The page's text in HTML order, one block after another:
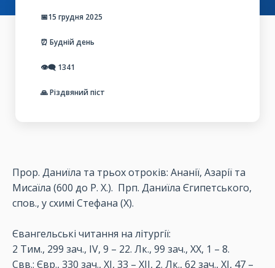
📅15 грудня 2025
⏰ Будній день
👁️‍🗨️ 1341
🙏 Різдвяний піст
Прор. Даниїла та трьох отроків: Ананії, Азарії та
Мисаїла (600 до Р. Х.). Прп. Даниїла Єгипетського,
спов., у схимі Стефана (Х).
Євангельські читання на літургії:
2 Тим., 299 зач., IV, 9 – 22. Лк., 99 зач., XX, 1 – 8.
Свв.: Євр., 330 зач., XI, 33 – XII, 2. Лк., 62 зач., XI, 47 –